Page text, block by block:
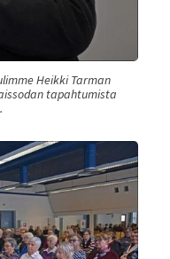
Heikki Tarman
tapahtumista